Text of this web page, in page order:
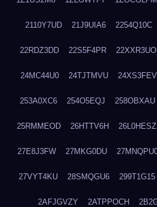
2110Y7UD 21J9UIA6 2254Q10C
22RDZ3DD 22S5F4PR 22XXR3UO
24MC44U0 24TJTMVU 24XS3FEV
253A0XC6 254O5EQJ 258OBXAU
25RMMEOD 26HTTV6H 26L0HESZ
27E8J3FW 27MKG0DU
27VYT4KU 28SMQGU6 299T1G15
2AFJGVZY 2ATPPOCH